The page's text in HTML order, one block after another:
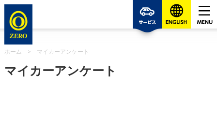
ゼロの
ホーム > マイカーアンケート
マイカーアンケート